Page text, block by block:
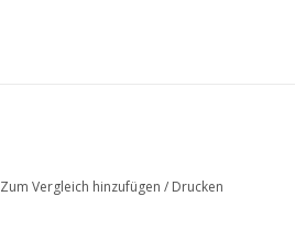
Zum Vergleich hinzufügen / Drucken